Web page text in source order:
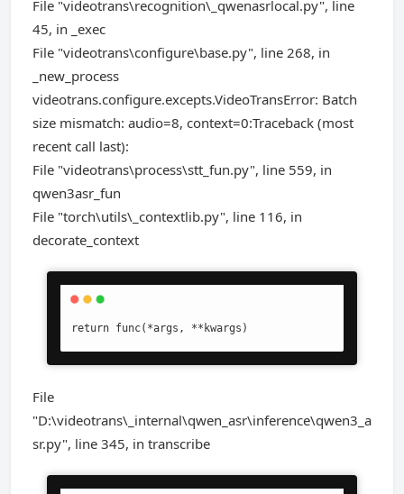
File "videotrans\recognition\_qwenasrlocal.py", line
45, in _exec
File "videotrans\configure\base.py", line 268, in
_new_process
videotrans.configure.excepts.VideoTransError: Batch
size mismatch: audio=8, context=0:Traceback (most
recent call last):
File "videotrans\process\stt_fun.py", line 559, in
qwen3asr_fun
File "torch\utils\_contextlib.py", line 116, in
decorate_context
return func(*args, **kwargs)
File
"D:\videotrans\_internal\qwen_asr\inference\qwen3_a
sr.py", line 345, in transcribe